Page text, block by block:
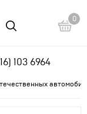
0
103 6964